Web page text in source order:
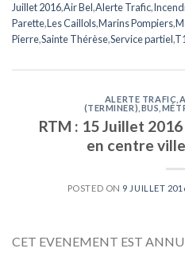
Juillet 2016,Air Bel,Alerte Trafic,
Parette,Les Caillols,Marins Pompiers,
Pierre,Sainte Thérèse,Service partiel,
ALERTE TRAFIC
(TERMINER) BUS
RTM : 15 Juillet
en centre
POSTED ON 9 JUILLET
CET EVENEMENT EST